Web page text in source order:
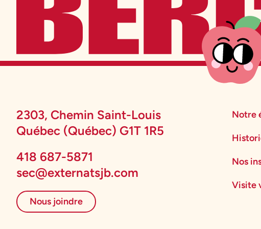
2303, Chemin Saint-Louis
Québec (Québec) G1T 1R5
418 687-5871
sec@externatsjb.com
Nous joindre
Notre
Nos
Visite